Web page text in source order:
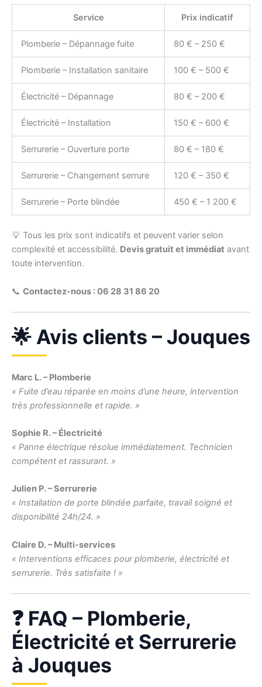
Service Prix indicatif
Plomberie – Dépannage fuite 80 € – 250 €
Plomberie – Installation sanitaire 100 € – 500 €
Électricité – Dépannage 80 € – 200 €
Électricité – Installation 150 € – 600 €
Serrurerie – Ouverture porte 80 € – 180 €
Serrurerie – Changement serrure 120 € – 350 €
Serrurerie – Porte blindée 450 € – 1 200 €
💡 Tous les prix sont indicatifs et peuvent varier selon
complexité et accessibilité. Devis gratuit et immédiat avant
toute intervention.
📞 Contactez-nous : 06 28 31 86 20
🌟 Avis clients – Jouques
Marc L. – Plomberie
« Fuite d’eau réparée en moins d’une heure, intervention
très professionnelle et rapide. »
Sophie R. – Électricité
« Panne électrique résolue immédiatement. Technicien
compétent et rassurant. »
Julien P. – Serrurerie
« Installation de porte blindée parfaite, travail soigné et
disponibilité 24h/24. »
Claire D. – Multi-services
« Interventions efficaces pour plomberie, électricité et
serrurerie. Très satisfaite ! »
❓ FAQ – Plomberie,
Électricité et Serrurerie
à Jouques